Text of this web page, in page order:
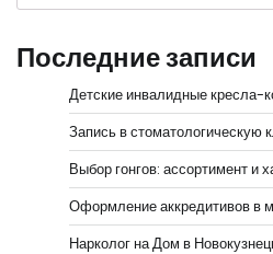
Последние записи
Детские инвалидные кресла-
Запись в стоматологическую
Выбор гонгов: ассортимент и
Оформление аккредитивов в
Нарколог на Дом в